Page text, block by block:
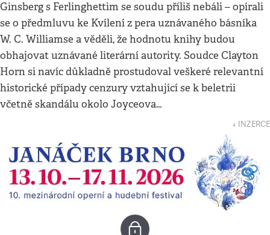
Ginsberg s Ferlinghettim se soudu příliš nebáli – opírali
se o předmluvu ke Kvílení z pera uznávaného básníka
W. C. Williamse a věděli, že hodnotu knihy budou
obhajovat uznávané literární autority. Soudce Clayton
Horn si navíc důkladně prostudoval veškeré relevantní
historické případy cenzury vztahující se k beletrii
včetně skandálu okolo Joyceova…
↓ INZERCE